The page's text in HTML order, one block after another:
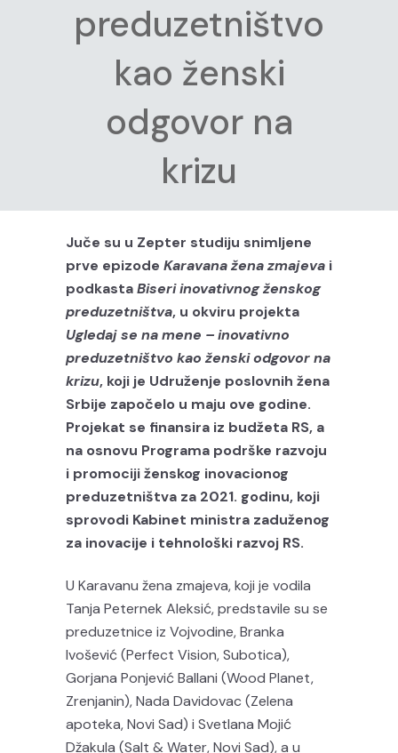
preduzetništvo
kao ženski
odgovor na
krizu
Juče su u Zepter studiju snimljene
prve epizode Karavana žena zmajeva i
podkastaBiseri inovativnog ženskog
preduzetništva, u okviru projekta
Ugledaj se na mene – inovativno
preduzetništvo kao ženski odgovor na
krizu, koji je Udruženje poslovnih žena
Srbije započelo u maju ove godine.
Projekat se finansira iz budžeta RS, a
na osnovu Programa podrške razvoju
i promociji ženskog inovacionog
preduzetništva za 2021. godinu, koji
sprovodi Kabinet ministra zaduženog
za inovacije i tehnološki razvoj RS.
U Karavanu žena zmajeva, koji je vodila
Tanja Peternek Aleksić, predstavile su se
preduzetnice iz Vojvodine, Branka
Ivošević (Perfect Vision, Subotica),
Gorjana Ponjević Ballani (Wood Planet,
Zrenjanin), Nada Davidovac (Zelena
apoteka, Novi Sad) i Svetlana Mojić
Džakula (Salt & Water, Novi Sad), a u